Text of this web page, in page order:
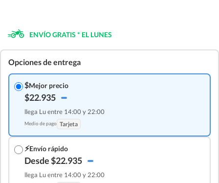
ENVÍO GRATIS * EL LUNES
Opciones de entrega
$Mejor precio
$22.935
llega Lu entre 14:00 y 22:00
Medio de pago Tarjeta
⚡Envío rápido
Desde $22.935
llega Lu entre 14:00 y 22:00